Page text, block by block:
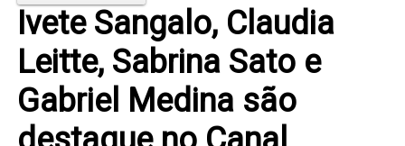
Ivete Sangalo, Claudia
Leitte, Sabrina Sato e
Gabriel Medina são